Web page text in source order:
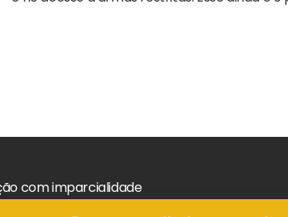
com imparcialidade